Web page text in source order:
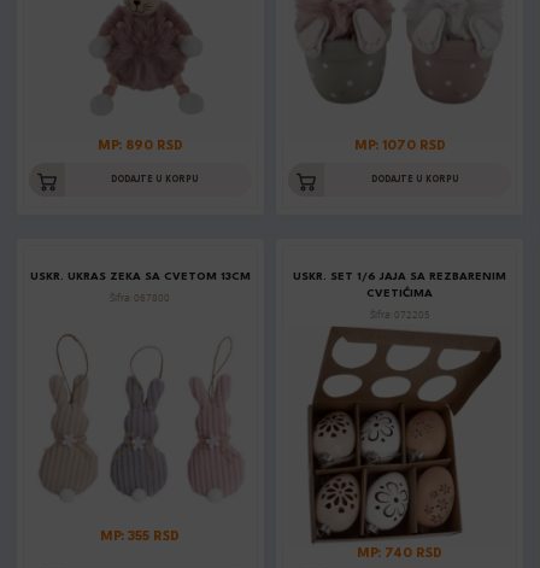
MP: 890 RSD
DODAJTE U KORPU
MP: 1070 RSD
DODAJTE U KORPU
USKR. UKRAS ZEKA SA CVETOM 13CM
Šifra: 067800
MP: 355 RSD
USKR. SET 1/6 JAJA SA REZBARENIM
CVETIĆIMA
Šifra: 072205
MP: 740 RSD